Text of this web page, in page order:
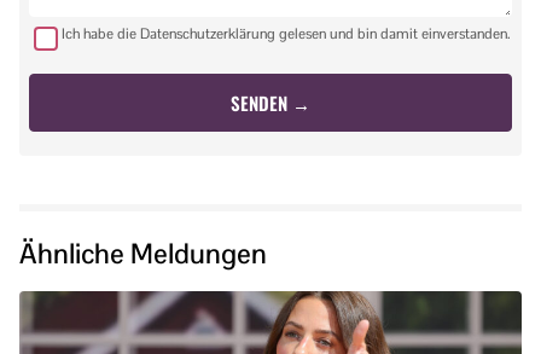
Ich habe die Datenschutzerklärung gelesen und bin damit einverstanden.
Ähnliche Meldungen